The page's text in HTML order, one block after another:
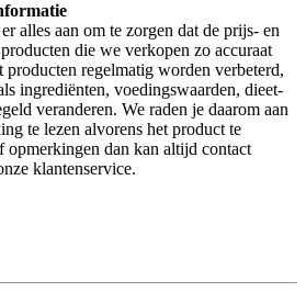
alles aan om te zorgen dat de prijs- en
die we verkopen zo accuraat
regelmatig worden verbeterd,
ingrediënten, voedingswaarden, dieet-
veranderen. We raden je daarom aan
te lezen alvorens het product te
dan kan altijd contact
klantenservice.